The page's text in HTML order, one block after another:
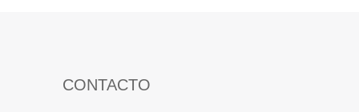
CONTACTO